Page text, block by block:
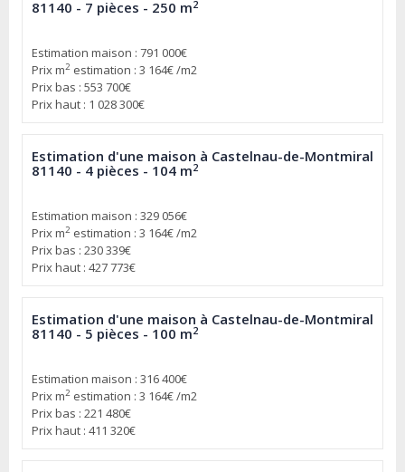
81140 - 7 pièces - 250 m2
Estimation maison : 791 000€
Prix m2 estimation : 3 164€ /m2
Prix bas : 553 700€
Prix haut : 1 028 300€
Estimation d'une maison à Castelnau-de-Montmiral
81140 - 4 pièces - 104 m2
Estimation maison : 329 056€
Prix m2 estimation : 3 164€ /m2
Prix bas : 230 339€
Prix haut : 427 773€
Estimation d'une maison à Castelnau-de-Montmiral
81140 - 5 pièces - 100 m2
Estimation maison : 316 400€
Prix m2 estimation : 3 164€ /m2
Prix bas : 221 480€
Prix haut : 411 320€